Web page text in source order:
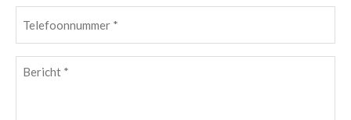
(Vereist)
Bericht (Vereist)